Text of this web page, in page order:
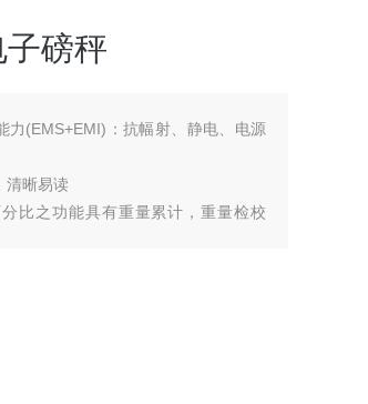
子磅秤
力(EMS+EMI)：抗幅射、静电、电源
清晰易读
比之功能具有重量累计，重量检校